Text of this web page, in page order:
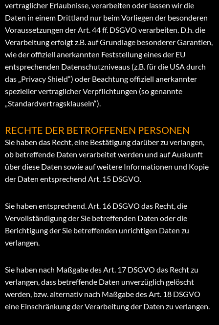
vertraglicher Erlaubnisse, verarbeiten oder lassen wir die
Daten in einem Drittland nur beim Vorliegen der besonderen
Voraussetzungen der Art. 44 ff. DSGVO verarbeiten. D.h. die
Verarbeitung erfolgt z.B. auf Grundlage besonderer Garantien,
wie der offiziell anerkannten Feststellung eines der EU
entsprechenden Datenschutzniveaus (z.B. für die USA durch
das „Privacy Shield“) oder Beachtung offiziell anerkannter
spezieller vertraglicher Verpflichtungen (so genannte
„Standardvertragsklauseln“).
RECHTE DER BETROFFENEN PERSONEN
Sie haben das Recht, eine Bestätigung darüber zu verlangen,
ob betreffende Daten verarbeitet werden und auf Auskunft
über diese Daten sowie auf weitere Informationen und Kopie
der Daten entsprechend Art. 15 DSGVO.
Sie haben entsprechend. Art. 16 DSGVO das Recht, die
Vervollständigung der Sie betreffenden Daten oder die
Berichtigung der Sie betreffenden unrichtigen Daten zu
verlangen.
Sie haben nach Maßgabe des Art. 17 DSGVO das Recht zu
verlangen, dass betreffende Daten unverzüglich gelöscht
werden, bzw. alternativ nach Maßgabe des Art. 18 DSGVO
eine Einschränkung der Verarbeitung der Daten zu verlangen.